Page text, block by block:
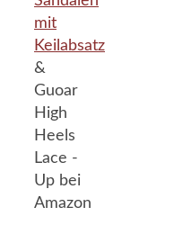
mit
Keilabsatz
&
Guoar
High
Heels
Lace -
Up bei
Amazon